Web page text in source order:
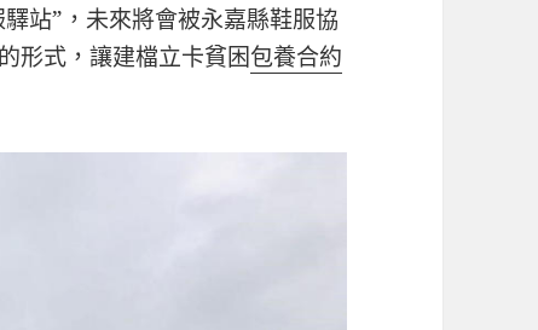
站”，未來將會被永嘉縣鞋服協
形式，讓建檔立卡貧困包養合約